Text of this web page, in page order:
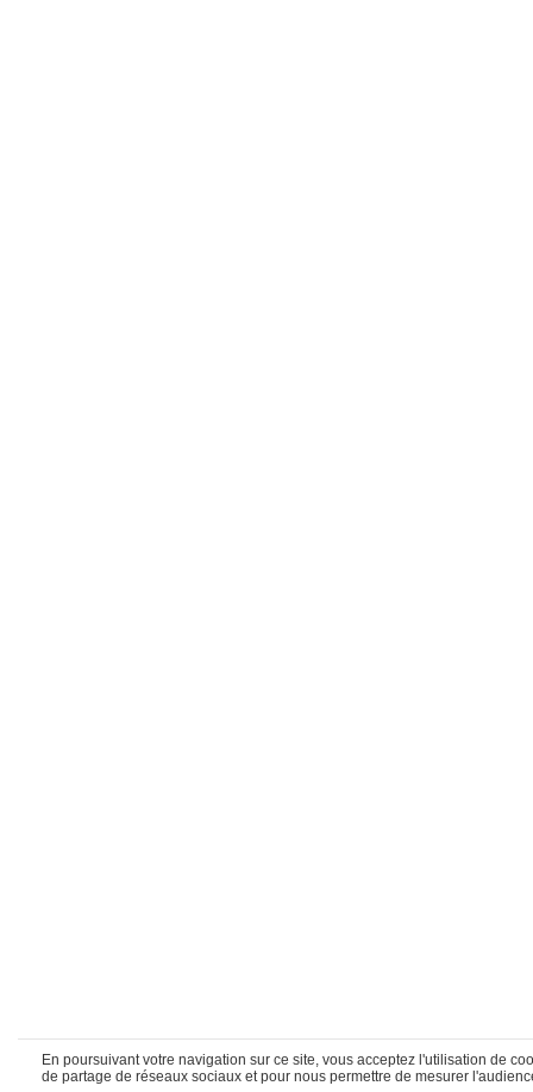
En poursuivant votre navigation sur ce site, vous acceptez l'utilisation de
de partage de réseaux sociaux et pour nous permettre de mesurer